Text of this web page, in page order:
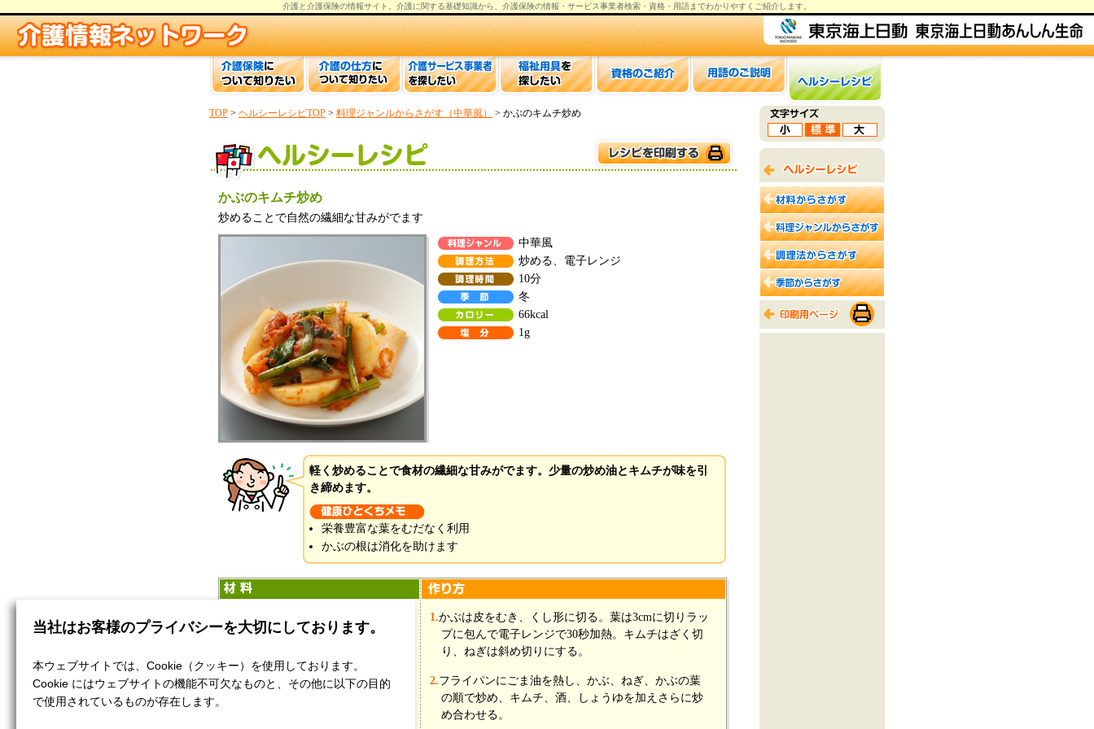
介護と介護保険の情報サイト。 介護に関する基礎知識から、 介護保険の情報 ・サービス事業者検索・資格・用語までわかりやすくご紹介します。
TOP > ヘルシーレシピTOP > 料理ジャンルからさがす（中華風） > かぶのキムチ炒め
かぶのキムチ炒め
炒めることで自然の繊細な甘みがでます
中華風
炒める、電子レンジ
10分
冬
66kcal
1g
軽く炒めることで食材の繊細な甘みがでます。少量の炒め油とキムチが味を引
き締めます。
栄養豊富な葉をむだなく利用
かぶの根は消化を助けます
かぶ
かぶの葉
キムチ
ごま油
1.かぶは皮をむき、くし形に切る。葉は3cmに切りラッ
プに包んで電子レンジで30秒加熱。キムチはざく切
り、ねぎは斜め切りにする。
2.フライパンにごま油を熱し、かぶ、ねぎ、かぶの葉
の順で炒め、キムチ、酒、しょうゆを加えさらに炒
め合わせる。
当社はお客様のプライバシーを大切にしております。
本ウェブサイトでは、Cookie（クッキー）を使用しております。
Cookie にはウェブサイトの機能不可欠なものと、その他に以下の目的
で使用されているものが存在します。